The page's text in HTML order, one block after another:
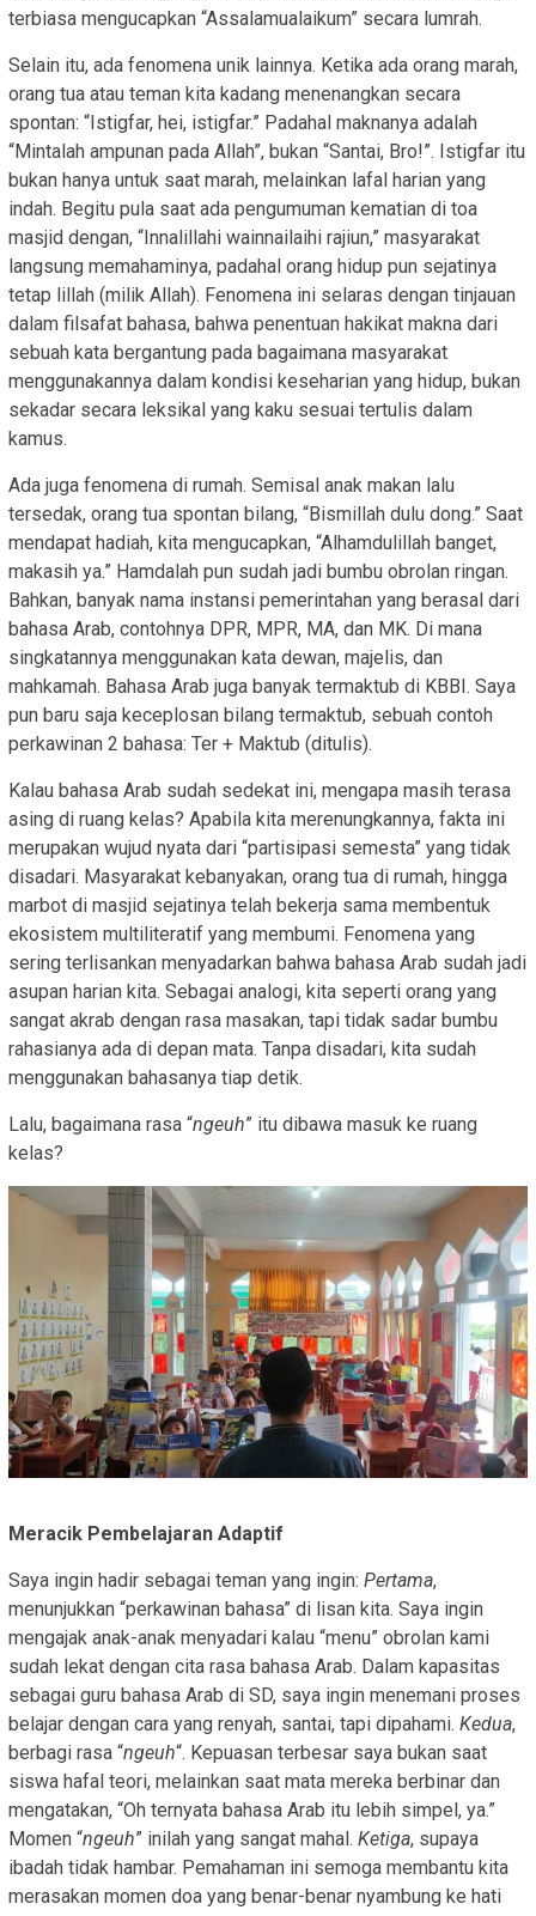
terbiasa mengucapkan “Assalamualaikum” secara lumrah.
Selain itu, ada fenomena unik lainnya. Ketika ada orang marah,
orang tua atau teman kita kadang menenangkan secara
spontan: “Istigfar, hei, istigfar.” Padahal maknanya adalah
“Mintalah ampunan pada Allah”, bukan “Santai, Bro!”. Istigfar itu
bukan hanya untuk saat marah, melainkan lafal harian yang
indah. Begitu pula saat ada pengumuman kematian di toa
masjid dengan, “Innalillahi wainnailaihi rajiun,” masyarakat
langsung memahaminya, padahal orang hidup pun sejatinya
tetap lillah (milik Allah). Fenomena ini selaras dengan tinjauan
dalam filsafat bahasa, bahwa penentuan hakikat makna dari
sebuah kata bergantung pada bagaimana masyarakat
menggunakannya dalam kondisi keseharian yang hidup, bukan
sekadar secara leksikal yang kaku sesuai tertulis dalam
kamus.
Ada juga fenomena di rumah. Semisal anak makan lalu
tersedak, orang tua spontan bilang, “Bismillah dulu dong.” Saat
mendapat hadiah, kita mengucapkan, “Alhamdulillah banget,
makasih ya.” Hamdalah pun sudah jadi bumbu obrolan ringan.
Bahkan, banyak nama instansi pemerintahan yang berasal dari
bahasa Arab, contohnya DPR, MPR, MA, dan MK. Di mana
singkatannya menggunakan kata dewan, majelis, dan
mahkamah. Bahasa Arab juga banyak termaktub di KBBI. Saya
pun baru saja keceplosan bilang termaktub, sebuah contoh
perkawinan 2 bahasa: Ter + Maktub (ditulis).
Kalau bahasa Arab sudah sedekat ini, mengapa masih terasa
asing di ruang kelas? Apabila kita merenungkannya, fakta ini
merupakan wujud nyata dari “partisipasi semesta” yang tidak
disadari. Masyarakat kebanyakan, orang tua di rumah, hingga
marbot di masjid sejatinya telah bekerja sama membentuk
ekosistem multiliteratif yang membumi. Fenomena yang
sering terlisankan menyadarkan bahwa bahasa Arab sudah jadi
asupan harian kita. Sebagai analogi, kita seperti orang yang
sangat akrab dengan rasa masakan, tapi tidak sadar bumbu
rahasianya ada di depan mata. Tanpa disadari, kita sudah
menggunakan bahasanya tiap detik.
Lalu, bagaimana rasa “ngeuh” itu dibawa masuk ke ruang
kelas?
Meracik Pembelajaran Adaptif
Saya ingin hadir sebagai teman yang ingin: Pertama,
menunjukkan “perkawinan bahasa” di lisan kita. Saya ingin
mengajak anak-anak menyadari kalau “menu” obrolan kami
sudah lekat dengan cita rasa bahasa Arab. Dalam kapasitas
sebagai guru bahasa Arab di SD, saya ingin menemani proses
belajar dengan cara yang renyah, santai, tapi dipahami. Kedua,
berbagi rasa “ngeuh“. Kepuasan terbesar saya bukan saat
siswa hafal teori, melainkan saat mata mereka berbinar dan
mengatakan, “Oh ternyata bahasa Arab itu lebih simpel, ya.”
Momen “ngeuh” inilah yang sangat mahal. Ketiga, supaya
ibadah tidak hambar. Pemahaman ini semoga membantu kita
merasakan momen doa yang benar-benar nyambung ke hati